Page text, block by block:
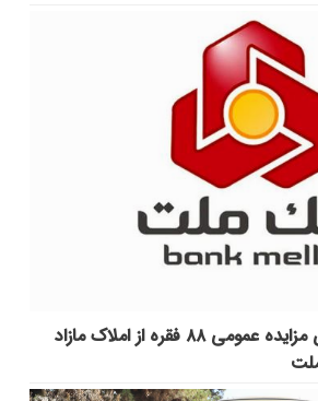
برگزاری مزایده عمومی ۸۸ فقره از املاک مازاد